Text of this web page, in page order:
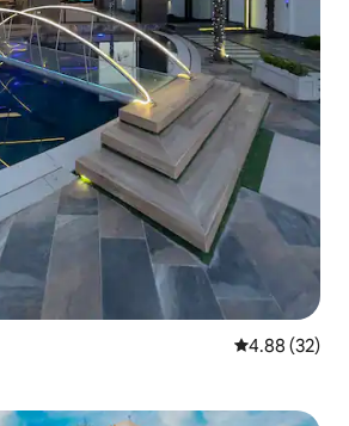
Calificación
4.88 (32)